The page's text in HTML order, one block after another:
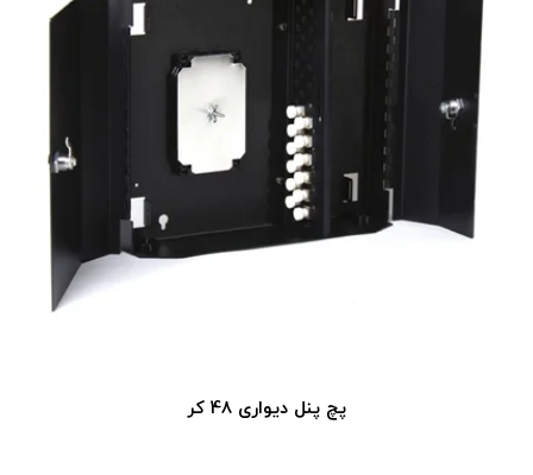
پچ پنل دیواری 48 کر